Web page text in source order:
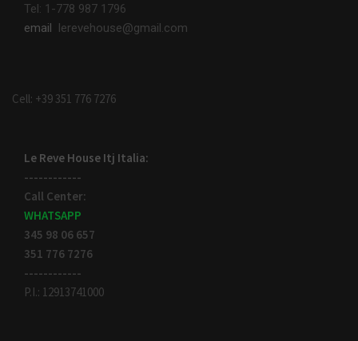
Tel: 1-778 987 1796
email lerevehouse@gmail.com
Cell: +39 351 776 7276
Le Reve House Itj Italia:
------------
Call Center:
WHATSAPP
345 98 06 657
351 776 7276
------------
P.I.: 12913741000